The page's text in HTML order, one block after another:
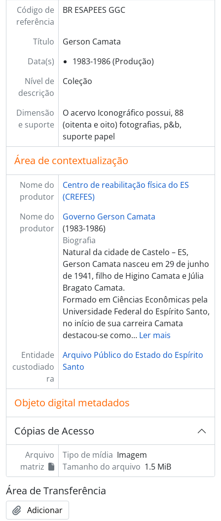
Código de
referência
BR ESAPEES GGC
Título
Gerson Camata
Data(s)
1983-1986 (Produção)
Nível de
descrição
Coleção
Dimensão
e suporte
O acervo Iconográfico possui, 88
(oitenta e oito) fotografias, p&b,
suporte papel
Área de contextualização
Nome do
produtor
Centro de reabilitação física do ES
(CREFES)
Nome do
produtor
Governo Gerson Camata
(1983-1986)
Biografia
Natural da cidade de Castelo – ES,
Gerson Camata nasceu em 29 de junho
de 1941, filho de Higino Camata e Júlia
Bragato Camata.
Formado em Ciências Econômicas pela
Universidade Federal do Espírito Santo,
no início de sua carreira Camata
destacou-se como… Ler mais
Entidade
custodiado
ra
Arquivo Público do Estado do Espírito
Santo
Objeto digital metadados
Cópias de Acesso
Arquivo
matriz
Tipo de mídia Imagem
Tamanho do arquivo 1.5 MiB
Área de Transferência
Adicionar